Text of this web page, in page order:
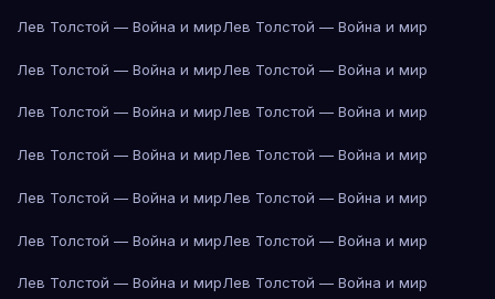
Лев Толстой — Война и мирЛев Толстой — Война и мир
Лев Толстой — Война и мирЛев Толстой — Война и мир
Лев Толстой — Война и мирЛев Толстой — Война и мир
Лев Толстой — Война и мирЛев Толстой — Война и мир
Лев Толстой — Война и мирЛев Толстой — Война и мир
Лев Толстой — Война и мирЛев Толстой — Война и мир
Лев Толстой — Война и мирЛев Толстой — Война и мир